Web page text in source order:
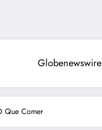
Globenewswire
Que Comer